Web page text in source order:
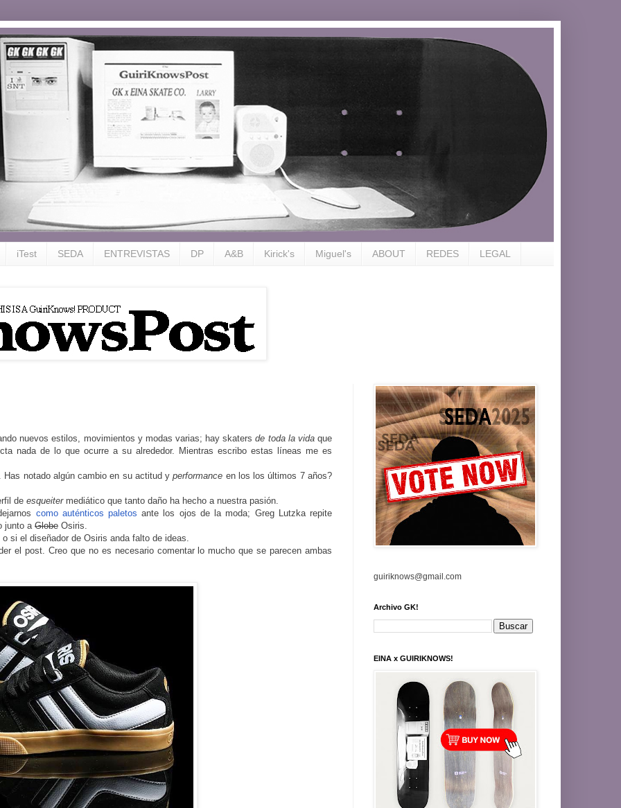
iTest SEDA ENTREVISTAS DP A&B Kirick's Miguel's ABOUT REDES LEGAL
nuevos estilos, movimientos y modas varias; hay skatersde toda la vidaque
nada de lo que ocurre a su alrededor. Mientras escribo estas líneas me es
Has notado algún cambio en su actitud yperformance en los los últimos 7 años?
de esqueitermediático que tanto daño ha hecho a nuestra pasión.
como auténticos paletosante los ojos de la moda; Greg Lutzka repite
junto a Globe Osiris.
si el diseñador de Osiris anda falto de ideas.
el post. Creo que no es necesario comentar lo mucho que se parecen ambas
guiriknows@gmail.com
Archivo GK!
EINA x GUIRIKNOWS!